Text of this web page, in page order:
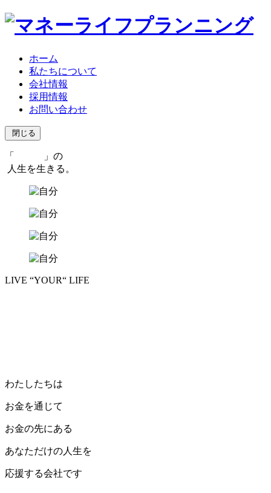
ホーム
私たちについて
会社情報
採用情報
お問い合わせ
閉じる
「
」の
⼈⽣を⽣きる。
LIVE “YOUR“ LIFE
わたしたちは
お金を通じて
お金の先にある
あなただけの人生を
応援する会社です